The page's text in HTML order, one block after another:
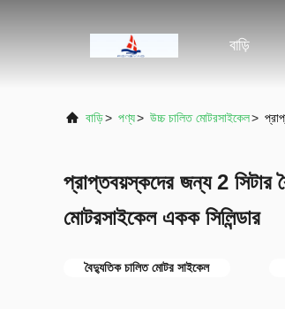
বাড়ি
বাড়ি> পণ্য> উচ্চ চালিত মোটরসাইকেল>
প্রাপ্তবয়স্কদের জন্য 2 সিটার
মোটরসাইকেল একক সিলিন্ডার
বৈদ্যুতিক চালিত মোটর সাইকেল